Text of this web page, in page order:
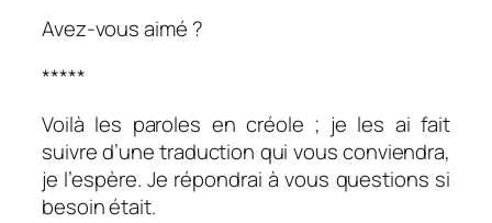
Avez-vous aimé ?
*****
Voilà les paroles en créole ; je les ai fait
suivre d’une traduction qui vous conviendra,
je l’espère. Je répondrai à vous questions si
besoin était.